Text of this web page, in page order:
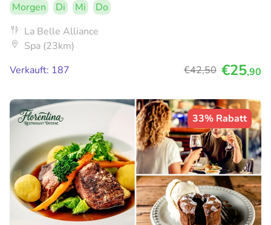
Morgen Di Mi
Do
La Belle Alliance
Spa (23km)
Verkauft: 187
€42,50 €25,90
33% Rabatt